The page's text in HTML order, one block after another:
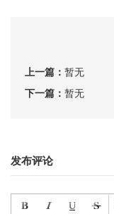
上一篇： 暂无
下一篇： 暂无
发布评论